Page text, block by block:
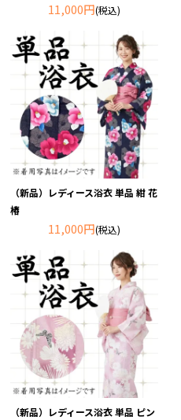
11,000円(税込)
（新品）レディース浴衣 単品 紺 花
椿
11,000円(税込)
（新品）レディース浴衣 単品 ピン